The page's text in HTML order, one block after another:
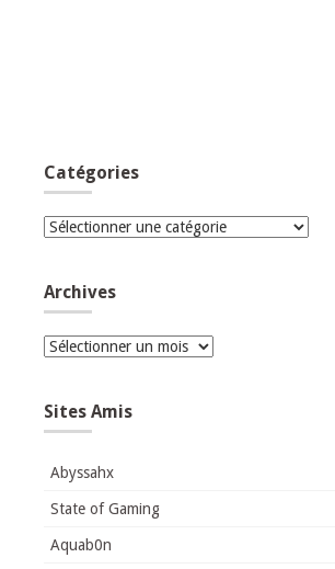
Catégories
Catégories
Archives
Archives
Sites Amis
Abyssahx
State of Gaming
Aquab0n